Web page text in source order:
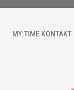
MY:TIME KONTAKT